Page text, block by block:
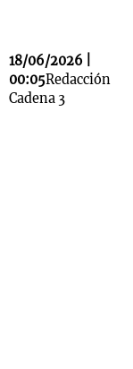
18/06/2026 |
00:05Redacción
Cadena 3